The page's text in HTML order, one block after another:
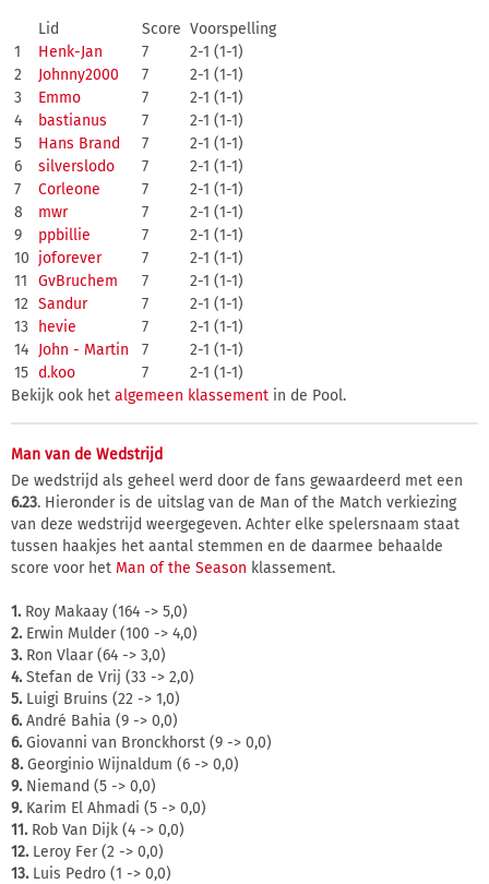
Lid Score Voorspelling
1
Henk-Jan 7
2-1 (1-1)
2
Johnny2000 7
2-1 (1-1)
3
Emmo 7
2-1 (1-1)
4
bastianus 7
2-1 (1-1)
5
Hans Brand 7
2-1 (1-1)
6
silverslodo 7
2-1 (1-1)
7
Corleone 7
2-1 (1-1)
8
mwr 7
2-1 (1-1)
9
ppbillie 7
2-1 (1-1)
10 joforever 7
2-1 (1-1)
11
GvBruchem 7
2-1 (1-1)
12 Sandur 7
2-1 (1-1)
13
hevie 7
2-1 (1-1)
14 John - Martin 7
2-1 (1-1)
15 d.koo 7
2-1 (1-1)
Bekijk ook het algemeen klassement in de Pool.
Man van de Wedstrijd
De wedstrijd als geheel werd door de fans gewaardeerd met een
6.23. Hieronder is de uitslag van de Man of the Match verkiezing
van deze wedstrijd weergegeven. Achter elke spelersnaam staat
tussen haakjes het aantal stemmen en de daarmee behaalde
score voor het Man of the Season klassement.
1.Roy Makaay (164 -> 5,0)
2.Erwin Mulder (100 -> 4,0)
3.Ron Vlaar (64 -> 3,0)
4.Stefan de Vrij (33 -> 2,0)
5.Luigi Bruins (22 -> 1,0)
6.André Bahia (9 -> 0,0)
6.Giovanni van Bronckhorst (9 -> 0,0)
8.Georginio Wijnaldum (6 -> 0,0)
9.Niemand (5 -> 0,0)
9.Karim El Ahmadi (5 -> 0,0)
11.Rob Van Dijk (4 -> 0,0)
12.Leroy Fer (2 -> 0,0)
13.Luis Pedro (1 -> 0,0)